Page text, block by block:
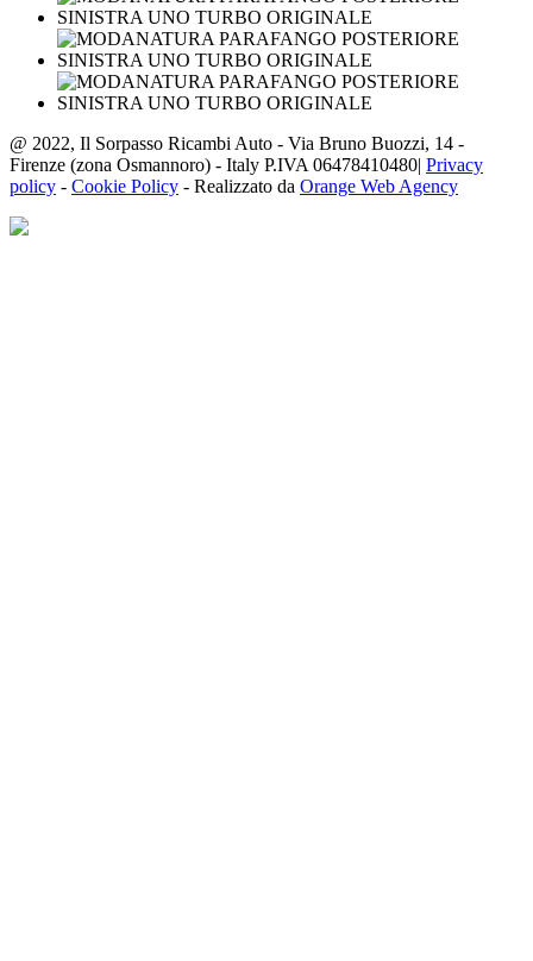
@ 2022, Il Sorpasso Ricambi Auto - Via Bruno Buozzi, 14 -
Firenze (zona Osmannoro) - Italy P.IVA 06478410480|Privacy
policy
-Cookie Policy- Realizzato daOrange Web Agency